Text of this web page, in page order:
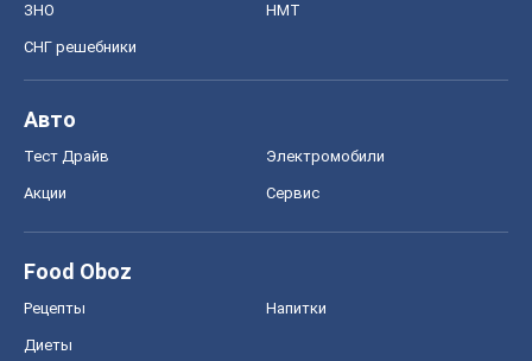
ЗНО НМТ
СНГ решебники
Авто
Тест Драйв Электромобили
Акции Сервис
Food Oboz
Рецепты Напитки
Диеты